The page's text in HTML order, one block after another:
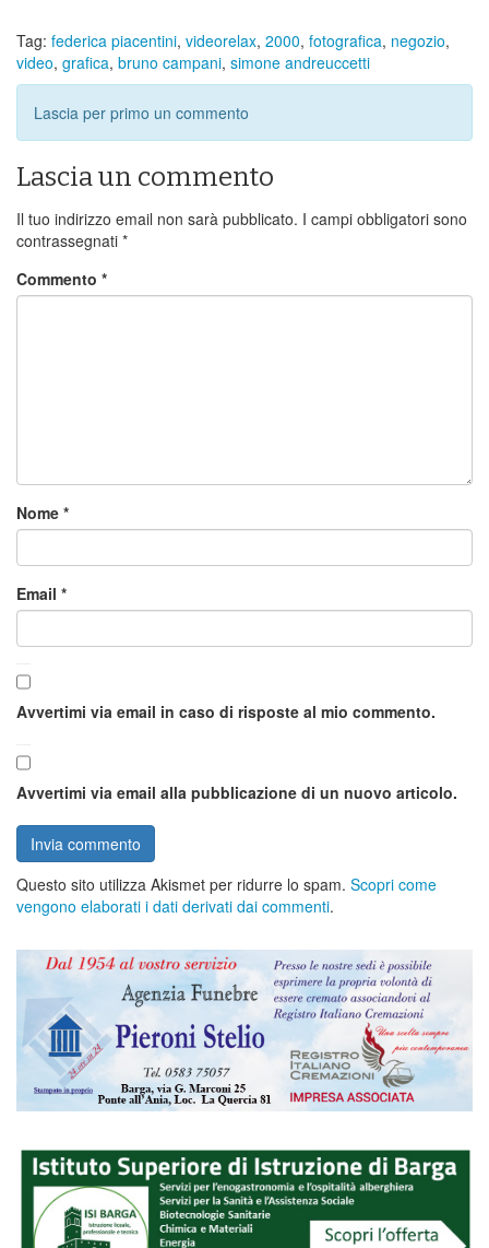
Tag: federica piacentini, videorelax, 2000, fotografica, negozio,
video, grafica, bruno campani, simone andreuccetti
Lascia per primo un commento
Lascia un commento
Il tuo indirizzo email non sarà pubblicato. I campi obbligatori sono
contrassegnati *
Commento *
Nome *
Email *
Avvertimi via email in caso di risposte al mio commento.
Avvertimi via email alla pubblicazione di un nuovo articolo.
Questo sito utilizza Akismet per ridurre lo spam. Scopri come
vengono elaborati i dati derivati dai commenti.